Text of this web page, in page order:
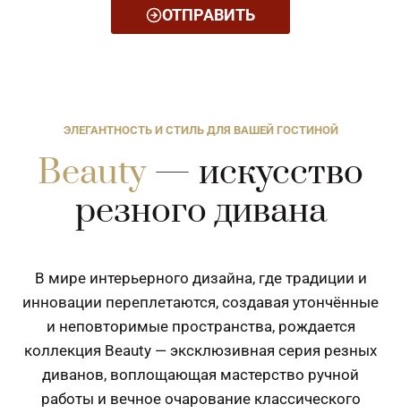
ОТПРАВИТЬ
ЭЛЕГАНТНОСТЬ И СТИЛЬ ДЛЯ ВАШЕЙ ГОСТИНОЙ
Beauty— искусство
резного дивана
В мире интерьерного дизайна, где традиции и
инновации переплетаются, создавая утончённые
и неповторимые пространства, рождается
коллекция Beauty — эксклюзивная серия резных
диванов, воплощающая мастерство ручной
работы и вечное очарование классического